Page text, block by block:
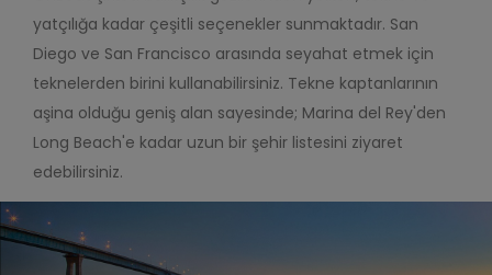
yatçılığa kadar çeşitli seçenekler sunmaktadır. San
Diego ve San Francisco arasında seyahat etmek için
teknelerden birini kullanabilirsiniz. Tekne kaptanlarının
aşina olduğu geniş alan sayesinde; Marina del Rey'den
Long Beach'e kadar uzun bir şehir listesini ziyaret
edebilirsiniz.